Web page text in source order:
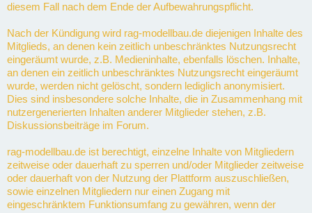
diesem Fall nach dem Ende der Aufbewahrungspflicht.
Nach der Kündigung wird rag-modellbau.de diejenigen Inhalte des
Mitglieds, an denen kein zeitlich unbeschränktes Nutzungsrecht
eingeräumt wurde, z.B. Medieninhalte, ebenfalls löschen. Inhalte,
an denen ein zeitlich unbeschränktes Nutzungsrecht eingeräumt
wurde, werden nicht gelöscht, sondern lediglich anonymisiert.
Dies sind insbesondere solche Inhalte, die in Zusammenhang mit
nutzergenerierten Inhalten anderer Mitglieder stehen, z.B.
Diskussionsbeiträge im Forum.
rag-modellbau.de ist berechtigt, einzelne Inhalte von Mitgliedern
zeitweise oder dauerhaft zu sperren und/oder Mitglieder zeitweise
oder dauerhaft von der Nutzung der Plattform auszuschließen,
sowie einzelnen Mitgliedern nur einen Zugang mit
eingeschränktem Funktionsumfang zu gewähren, wenn der